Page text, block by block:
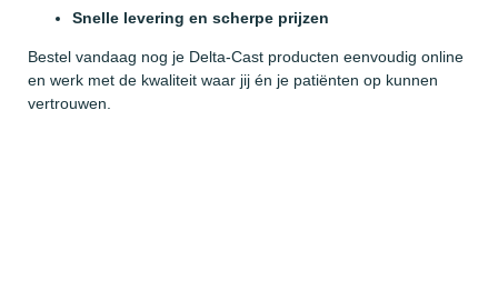
Snelle levering en scherpe prijzen
Bestel vandaag nog je Delta-Cast producten eenvoudig online
en werk met de kwaliteit waar jij én je patiënten op kunnen
vertrouwen.